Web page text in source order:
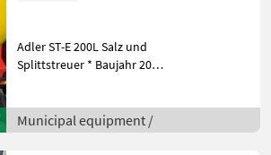
Adler ST-E 200L Salz und
Splittstreuer * Baujahr 2013
elektrischer Fernbedienung
* Streuscheibe und
Municipal equipment /